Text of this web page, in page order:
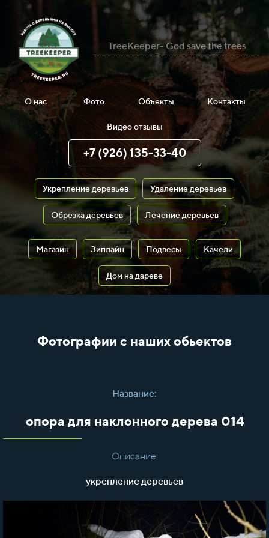
TreeKeeper- God save the trees
О нас Фото Объекты Контакты
Видео отзывы
+7 (926) 135-33-40
Укрепление деревьев Удаление деревьев
Обрезка деревьев Лечение деревьев
Магазин Зиплайн Подвесы Качели
Дом на дареве
Фотографии с наших обьектов
Название:
опора для наклонного дерева 014
Описание:
укрепление деревьев